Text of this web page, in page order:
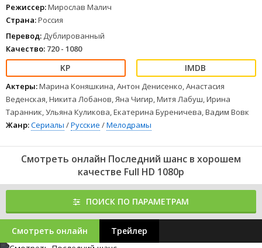
Режиссер:Мирослав Малич
Страна:Россия
Перевод: Дублированный
Качество: 720 - 1080
Актеры:Марина Коняшкина, Антон Денисенко, Анастасия
Веденская, Никита Лобанов, Яна Чигир, Митя Лабуш, Ирина
Таранник, Ульяна Куликова, Екатерина Буреничева, Вадим Вовк
Жанр:Сериалы /Русские /Мелодрамы
Смотреть онлайн Последний шанс в хорошем
качестве Full HD 1080p
ПОИСК ПО ПАРАМЕТРАМ
Смотреть онлайн Трейлер